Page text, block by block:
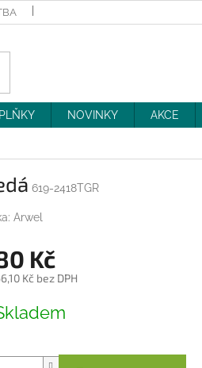
NOVINKY AKCE
619-2418TGR
Arwel
Kč
Kč bez DPH